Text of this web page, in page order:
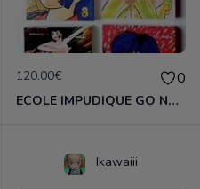
120.00€ 0
ECOLE IMPUDIQUE GO NAGAI INTEGRALE 6 TOMES
Ikawaiii